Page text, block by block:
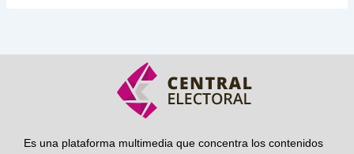
Es una plataforma multimedia que concentra los contenidos